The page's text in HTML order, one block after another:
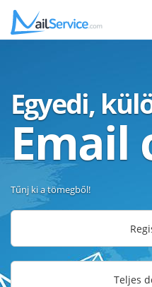
Egyedi,
Email
Tűnj ki a tömegből!
Teljes